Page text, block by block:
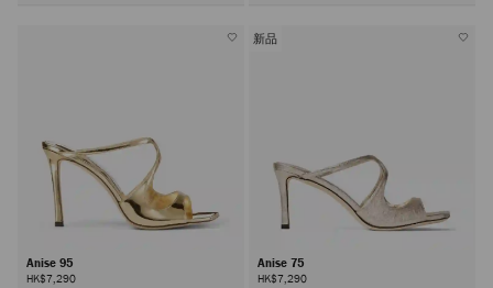
Anise 95
HK$7,290
新品
Anise 75
HK$7,290